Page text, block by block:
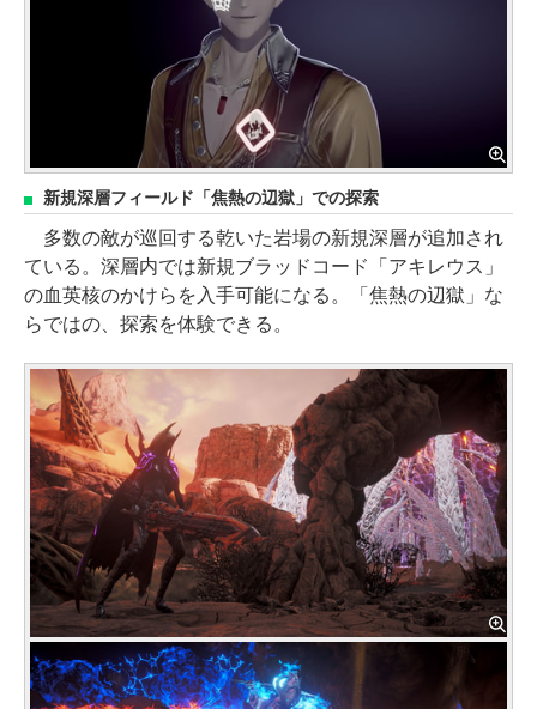
新規深層フィールド「焦熱の辺獄」での探索
多数の敵が巡回する乾いた岩場の新規深層が追加され
ている。深層内では新規ブラッドコード「アキレウス」
の血英核のかけらを入手可能になる。「焦熱の辺獄」な
らではの、探索を体験できる。